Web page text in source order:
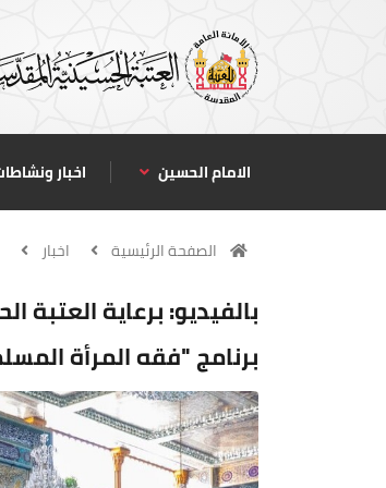
الامام الحسين اخبار
الصفحة الرئيسية اخبار
بالفيديو: برعاية العتبة
برنامج "فقه المرأة